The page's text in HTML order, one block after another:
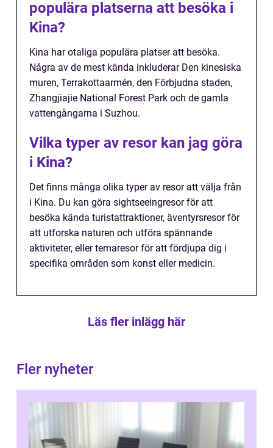
populära platserna att besöka i
Kina?
Kina har otaliga populära platser att besöka.
Några av de mest kända inkluderar Den kinesiska
muren, Terrakottaarmén, den Förbjudna staden,
Zhangjiajie National Forest Park och de gamla
vattengångarna i Suzhou.
Vilka typer av resor kan jag göra
i Kina?
Det finns många olika typer av resor att välja från
i Kina. Du kan göra sightseeingresor för att
besöka kända turistattraktioner, äventyrsresor för
att utforska naturen och utföra spännande
aktiviteter, eller temaresor för att fördjupa dig i
specifika områden som konst eller medicin.
Läs fler inlägg här
Fler nyheter